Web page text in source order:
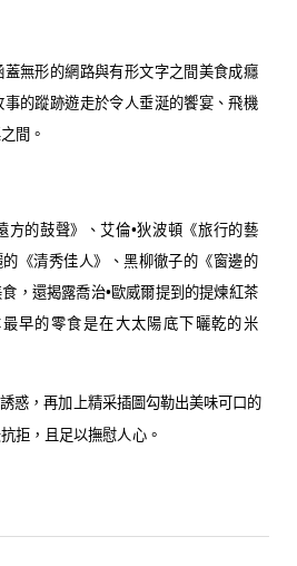
無形的網路與有形文字之間美食成癮
的蹤跡遊走於令人垂涎的饗宴、飛機
間。
方的鼓聲》、艾倫•狄波頓《旅行的藝
《清秀佳人》、黑柳徹子的《窗邊的
，還揭露喬治•歐威爾提到的提煉紅茶
早的零食是在大太陽底下曬乾的米
惑，再加上精采插圖勾勒出美味可口的
拒，且足以撫慰人心。